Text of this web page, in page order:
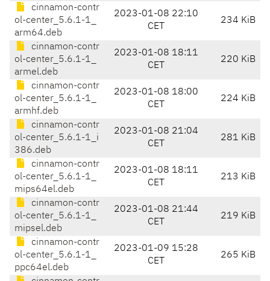
cinnamon-contr
ol-center_5.6.1-1_
arm64.deb
2023-01-08 22:10
CET
234 KiB
cinnamon-contr
ol-center_5.6.1-1_
armel.deb
2023-01-08 18:11
CET
220 KiB
cinnamon-contr
ol-center_5.6.1-1_
armhf.deb
2023-01-08 18:00
CET
224 KiB
cinnamon-contr
ol-center_5.6.1-1_i
386.deb
2023-01-08 21:04
CET
281 KiB
cinnamon-contr
ol-center_5.6.1-1_
mips64el.deb
2023-01-08 18:11
CET
213 KiB
cinnamon-contr
ol-center_5.6.1-1_
mipsel.deb
2023-01-08 21:44
CET
219 KiB
cinnamon-contr
ol-center_5.6.1-1_
ppc64el.deb
2023-01-09 15:28
CET
265 KiB